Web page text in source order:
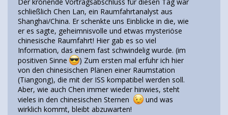
schließlich Chen Lan, ein Raumfahrtanalyst aus
Shanghai/China. Er schenkte uns Einblicke in die, wie
er es sagte, geheimnisvolle und etwas mysteriöse
chinesische Raumfahrt! Hier gab es so viel
Information, das einem fast schwindelig wurde. (im
positiven Sinne
) Zum ersten mal erfuhr ich hier
von den chinesischen Plänen einer Raumstation
(Tiangong), die mit der ISS kompatibel werden soll.
Aber, wie auch Chen immer wieder hinwies, steht
vieles in den chinesischen Sternen
und was
wirklich kommt, bleibt abzuwarten!